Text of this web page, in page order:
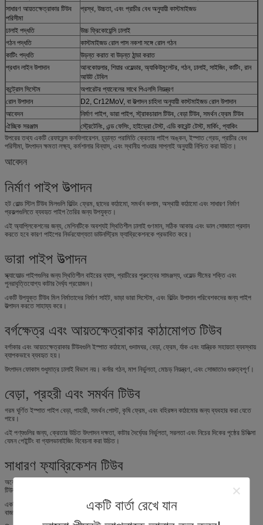
একটি বার্তা রেখে যান
সাধারণ আয়তক্ষেত্রাকার টিউব
পরিসীমা
প্রস্থ, উচ্চতা, এবং প্রাচীর বেধ অনুযায়ী কাস্টমাইজড
ঢালাই পদ্ধতি
উচ্চ ফ্রিকোয়েন্সি ঢালাই
গঠন পদ্ধতি
কাস্টমাইজড রোল পাস নকশা সঙ্গে রোল গঠন
কাটিং পদ্ধতি
উড়ন্ত করাত বা উড়ন্ত ঠান্ডা করাত
প্রধান লাইন উপাদান
আনকোয়লার, শিয়ার ওয়েল্ডার, অ্যাকিউমুলেটর, গঠন, ঢালাই, সাইজিং, কাটিং, রান
আউট টেবিল
কন্ট্রোল সিস্টেম
অপারেটর প্যানেলের সাথে পিএলসি নিয়ন্ত্রণ
রোল উপাদান
D2, Cr12MoV, বা উত্পাদন চাহিদা অনুযায়ী কাস্টমাইজড রোল উপাদান
আবেদন
নির্মাণ পাইপ, ভারা পাইপ, স্ট্রাকচারাল টিউব, বেড়া টিউব, সমর্থন ফ্রেম টিউব
ঐচ্ছিক সরঞ্জাম
স্ট্রেটেনিং, এন্ড ফেসিং, হাইড্রো টেস্ট, এডি কারেন্ট টেস্ট, মার্কিং, প্যাকিং
উপরের তথ্য একটি রেফারেন্স কনফিগারেশন. চূড়ান্ত পরামিতি ক্রেতার পাইপ অঙ্কন, ইস্পাত গ্রেড, প্রাচীর বেধ
পরিসীমা, উৎপাদন ক্ষমতা লক্ষ্য, কর্মশালার বিন্যাস, এবং স্থানীয় পাওয়ার সাপ্লাই অনুযায়ী নিশ্চিত করা উচিত।
আবেদন
নির্মাণ পাইপ উত্পাদন
হট রোল্ড স্টিল টিউব মিলগুলি বিল্ডিং ফ্রেম, ছাদের কাঠামো, সমর্থন কলাম, অস্থায়ী কাঠামো এবং সাধারণ নির্মাণ
প্রকল্পগুলিতে ব্যবহৃত পাইপ তৈরির জন্য উপযুক্ত।
এই অ্যাপ্লিকেশনের জন্য, মেশিনটিকে অবশ্যই স্থিতিশীল ঢালাই গুণমান, সঠিক আকার এবং ভাল সোজাতা প্রদান
করতে হবে কারণ পাইপের নির্ভরযোগ্যতা ডাউনস্ট্রিম ফ্যাব্রিকেশনকে প্রভাবিত করে।
ভারা পাইপ উত্পাদন
স্ক্যাফোল্ড পাইপগুলির জন্য স্থিতিশীল বাইরের ব্যাস, প্রাচীরের পুরুত্বের সামঞ্জস্য, ওয়েল্ড সীমের শক্তি এবং
পুনরাবৃত্তিযোগ্য কাটার দৈর্ঘ্য প্রয়োজন।
একটি উপযুক্ত টিউব মিল নির্মাতাদের নির্মাণ সাইট, ভাড়া ভারা সিস্টেম, এবং বিল্ডিং উপাদান পরিবেশকদের জন্য পাইপ
উত্পাদন করতে সাহায্য করে।
বর্গক্ষেত্র এবং আয়তক্ষেত্রাকার কাঠামোগত টিউব
বর্গাকার এবং আয়তক্ষেত্রাকার টিউবগুলি ইস্পাত কাঠামো, গুদামঘর, বেড়া, ফ্রেম, র্যাক এবং যান্ত্রিক সহায়তা ব্যবস্থায়
ব্যাপকভাবে ব্যবহৃত হয়।
উৎপাদন ফোকাস শুধুমাত্র ঢালাই বিভাগ নয়। কর্নার গঠন, মাপ নির্ভুলতা, মোচড় নিয়ন্ত্রণ, এবং সোজাতাও গুরুত্বপূর্ণ।
বেড়া, প্রহরী এবং সমর্থন টিউব
গরম ঘূর্ণিত ইস্পাত পাইপ বেড়া, পাহারী, সমর্থন পোস্ট, কৃষি ফ্রেম, এবং বহিরঙ্গন কাঠামোর জন্য ব্যবহার করা যেতে
পারে।
এই পণ্যগুলির জন্য, ক্রেতার উচিত উৎপাদন দক্ষতা, কাটার দৈর্ঘ্যের নির্ভুলতা, সরলতা এবং নিচের দিকের পৃষ্ঠের চিকিত্সা
যেমন পেইন্টিং বা গ্যালভানাইজিং বিবেচনা করা উচিত।
সাধারণ ফ্যাব্রিকেশন টিউব
অনেক স্থানীয় ইস্পাত বাজারে ফ্যাব্রিকেশন ওয়ার্কশপের জন্য স্ট্যান্ডার্ড গোলাকার, বর্গাকার এবং আয়তক্ষেত্রাকার
টিউব প্রয়োজন।
একটি নমনীয় হট রোলড স্টিল টিউব মিল একাধিক পণ্যের আকার সমর্থন করতে পারে এবং কারখানাটিকে বিভিন্ন
বাজারের আদেশে সাড়া দিতে সহায়তা করতে পারে।